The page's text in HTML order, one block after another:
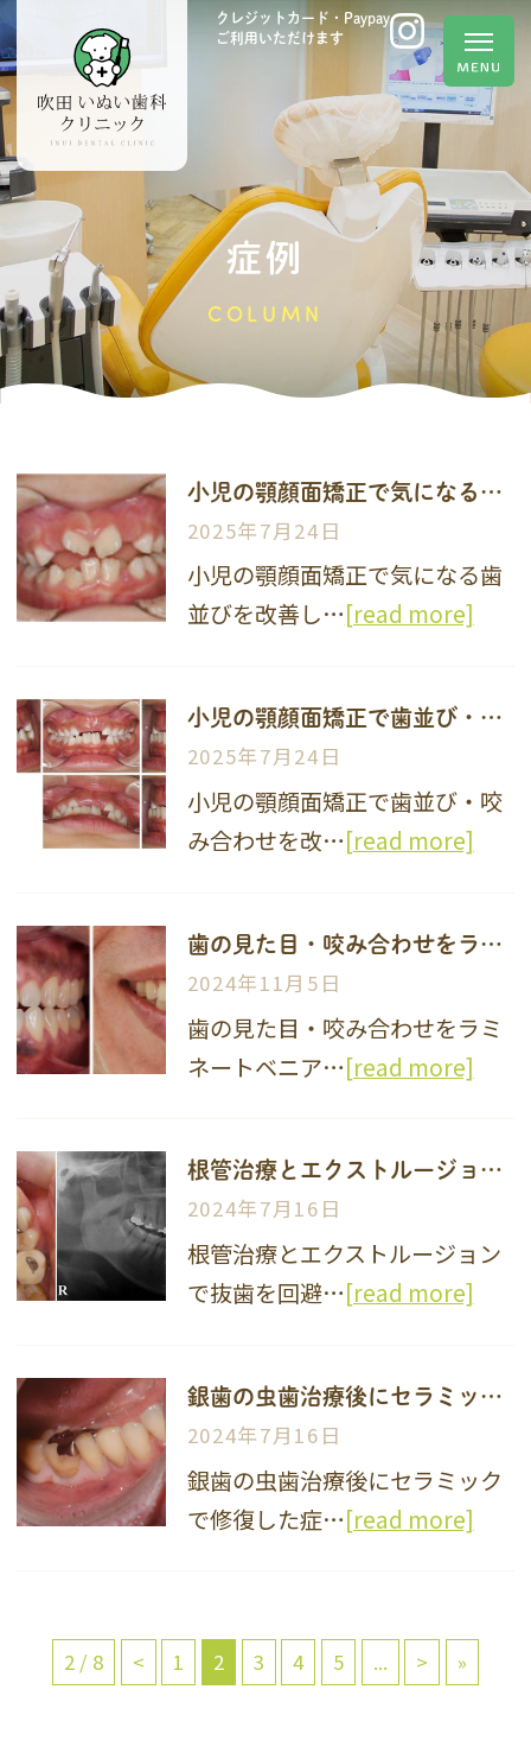
クレジットカード・Paypay
ご利用いただけます
症例
COLUMN
小児の顎顔面矯正で気になる歯並びを改善した症例
2025年7月24日
小児の顎顔面矯正で気になる歯
並びを改善し…[read more]
小児の顎顔面矯正で歯並び・咬み合わせを改善した症例
2025年7月24日
小児の顎顔面矯正で歯並び・咬
み合わせを改…[read more]
歯の見た目・咬み合わせをラミネートベニアで改善した症例
2024年11月5日
歯の見た目・咬み合わせをラミ
ネートベニア…[read more]
根管治療とエクストルージョンで抜歯を回避した症例
2024年7月16日
根管治療とエクストルージョン
で抜歯を回避…[read more]
銀歯の虫歯治療後にセラミックで修復した症例
2024年7月16日
銀歯の虫歯治療後にセラミック
で修復した症…[read more]
2 / 8 < 1 2 3 4 5 ... > »